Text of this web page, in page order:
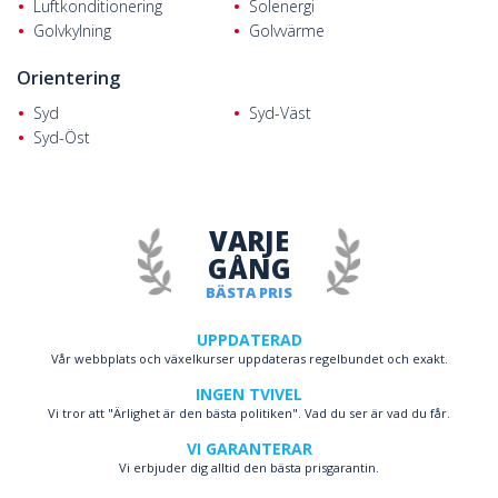
Luftkonditionering
Solenergi
Golvkylning
Golvvärme
Orientering
Syd
Syd-Väst
Syd-Öst
BÄSTA PRIS
VARJE
GÅNG
UPPDATERAD
Vår webbplats och växelkurser uppdateras regelbundet och exakt.
INGEN TVIVEL
Vi tror att "Ärlighet är den bästa politiken". Vad du ser är vad du får.
VI GARANTERAR
Vi erbjuder dig alltid den bästa prisgarantin.